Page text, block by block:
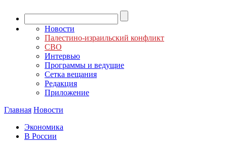
Новости
Палестино-израильский конфликт
СВО
Интервью
Программы и ведущие
Сетка вещания
Редакция
Приложение
Главная Новости
Экономика
В России